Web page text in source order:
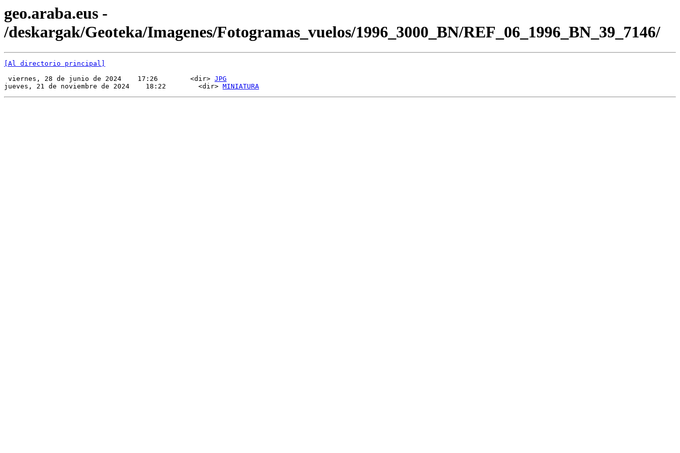
geo.araba.eus -
/deskargak/Geoteka/Imagenes/Fotogramas_vuelos/1996_3000_BN/REF_06_1996_BN_39_7146/
[Al directorio principal]
viernes, 28 de junio de 2024    17:26        <dir> JPG
jueves, 21 de noviembre de 2024    18:22        <dir> MINIATURA